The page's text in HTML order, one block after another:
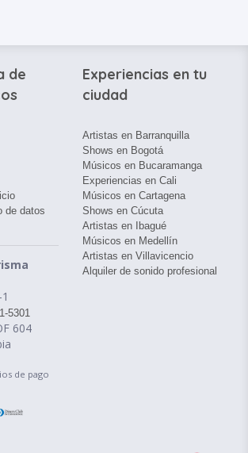
de
de datos
5301
604
de pago
Experiencias en tu
ciudad
Artistas en Barranquilla
Shows en Bogotá
Músicos en Bucaramanga
Experiencias en Cali
Músicos en Cartagena
Shows en Cúcuta
Artistas en Ibagué
Músicos en Medellín
Artistas en Villavicencio
Alquiler de sonido profesional